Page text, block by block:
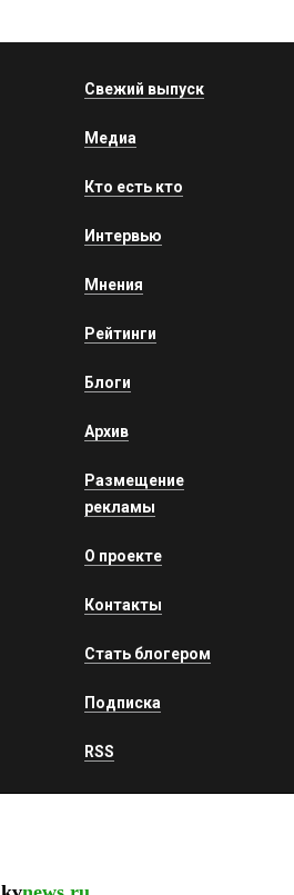
Свежий выпуск
Медиа
Кто есть кто
Интервью
Мнения
Рейтинги
Блоги
Архив
Размещение
рекламы
О проекте
Контакты
Стать блогером
Подписка
RSS